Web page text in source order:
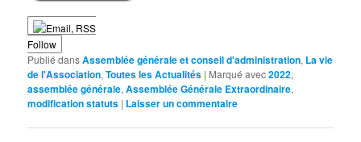
Follow
Publié dansAssemblée générale et conseil d'administration, La vie
de l'Association,Toutes les Actualités | Marqué avec2022,
assemblée générale,Assemblée Générale Extraordinaire,
modification statuts | Laisser un commentaire